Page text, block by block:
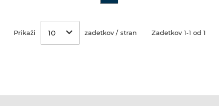
Prikaži 10 zadetkov / stran Zadetkov 1-1 od 1